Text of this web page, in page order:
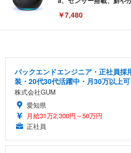
￥7,480
[EdoErgo] オフィスチ
い 跳ね上げ式アームレ
キング pc 事務椅子 360
ン樹脂ベース 通気性メ
SIHOO B100 オフィス
￥27,999
EIZO ビジネス向けプ
EV3240X-WT | 31.5型
イト
EIZO ビジネス向けプレ
￥109,572
回使い捨て 無香料 ホワ
￥3,373
Amazonベーシック ペ
￥3,234
バックエンドエンジニア・正社員採
装・20代30代活躍中・月30万以上可
株式会社GUM
愛知県
月給31万2,300円～50万円
正社員